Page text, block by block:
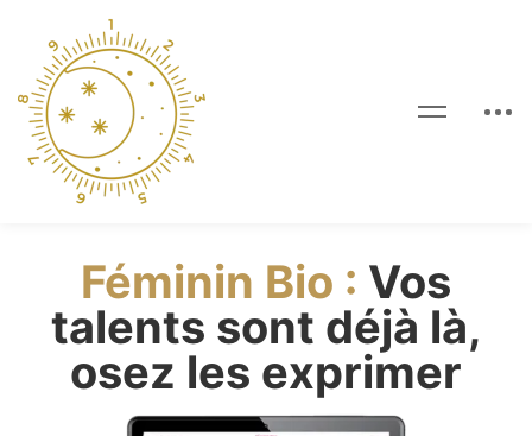
Féminin Bio : Vos
talents sont déjà là,
osez les exprimer